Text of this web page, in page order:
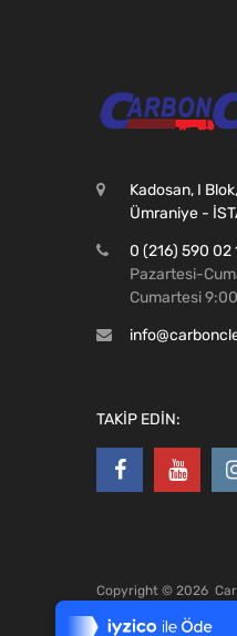
7/24 Canlı
Kadosan, I
Ümraniye -
0 (216) 590 02
Pazartesi-
Cumartesi
TAKİP EDİN:
Copyright © 2026